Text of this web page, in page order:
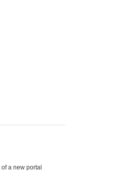
a new portal